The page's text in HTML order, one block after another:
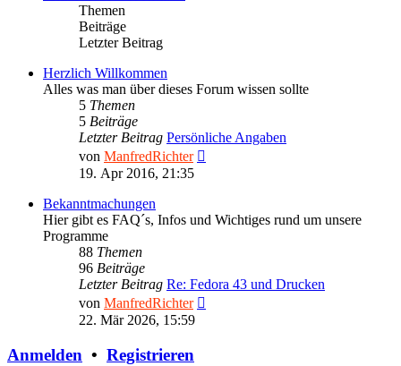
Themen
Beiträge
Letzter Beitrag
Herzlich Willkommen
Alles was man über dieses Forum wissen sollte
5 Themen
5 Beiträge
Letzter Beitrag Persönliche Angaben
von ManfredRichter
19. Apr 2016, 21:35
Bekanntmachungen
Hier gibt es FAQ´s, Infos und Wichtiges rund um unsere
Programme
88 Themen
96 Beiträge
Letzter Beitrag Re: Fedora 43 und Drucken
von ManfredRichter
22. Mär 2026, 15:59
Anmelden • Registrieren